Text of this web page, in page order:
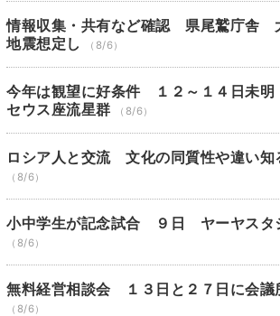
情報収集・共有など確認 県尾鷲庁舎
地震想定し
（8/6）
今年は観望に好条件 １２～１４日未
セウス座流星群
（8/6）
ロシア人と交流 文化の同質性や違い知
（8/6）
小中学生が記念試合 ９日 ヤーヤスタ
（8/6）
無料経営相談会 １３日と２７日に会議
（8/6）